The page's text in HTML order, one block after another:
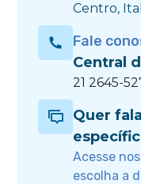
Centro,
Fale
Central
21 2645-
Quer
Acesse
escolha a